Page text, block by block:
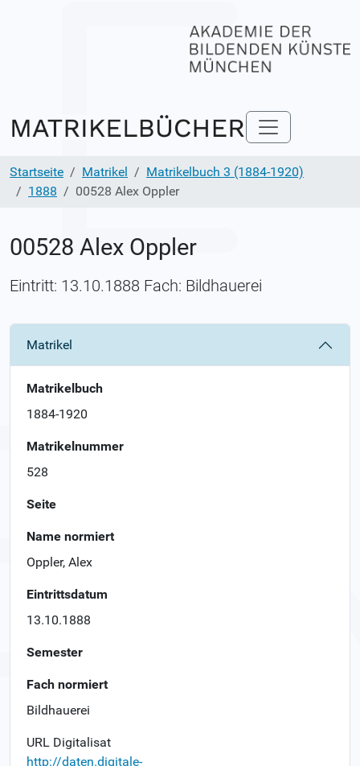
Startseite Matrikel
Matrikelbuch 3 (1884-1920)
1888
00528 Alex Oppler
00528 Alex Oppler
Eintritt: 13.10.1888 Fach: Bildhauerei
Matrikel
Matrikelbuch
1884-1920
Matrikelnummer
528
Seite
Name normiert
Oppler, Alex
Eintrittsdatum
13.10.1888
Semester
Fach normiert
Bildhauerei
URL Digitalisat
http://daten.digitale-